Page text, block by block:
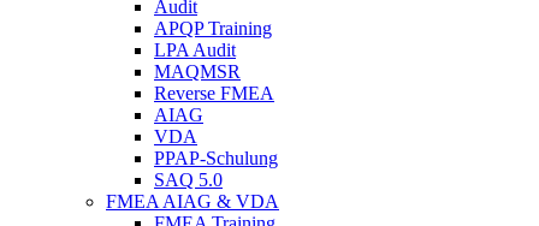
Audit
APQP Training
LPA Audit
MAQMSR
Reverse FMEA
AIAG
VDA
PPAP-Schulung
SAQ 5.0
FMEA AIAG & VDA